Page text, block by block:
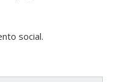
social.